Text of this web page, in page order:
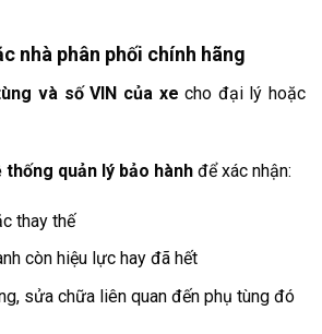
nhà phân phối chính hãng
và số VIN của xe cho đại lý hoặc
thống quản lý bảo hành để xác nhận:
thay thế
còn hiệu lực hay đã hết
sửa chữa liên quan đến phụ tùng đó